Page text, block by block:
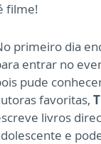
filme!
primeiro dia
entrar no
pude
favoritas,
livros
e